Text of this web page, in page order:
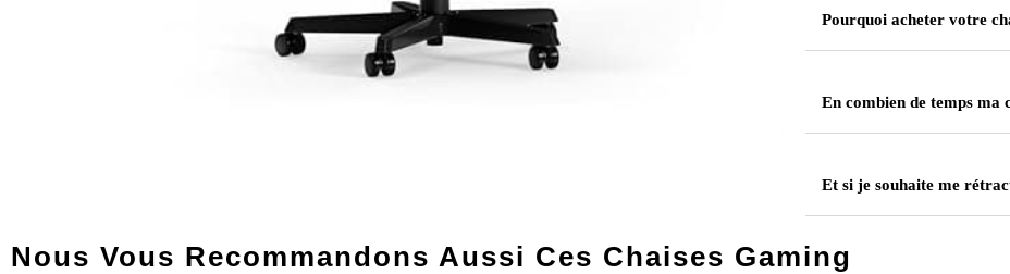
Pourquoi acheter votre
En combien de temps ma
Et si je souhaite me
Nous Vous Recommandons Aussi Ces Chaises Gaming